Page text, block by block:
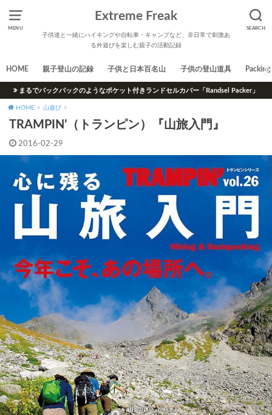
MENU SEARCH
Extreme Freak
子供達と一緒にハイキングや自転車・キャンプなど、非日常で刺激あ
る外遊びを楽しむ親子の活動記録
HOME 親子登山の記録 子供と日本百名山 子供の登山道具 Packing
まるでバックパックのようなポケット付きランドセルカバー「Randsel Packer」
HOME 山遊び
TRAMPIN’（トランピン）『山旅入門』
2016-02-29